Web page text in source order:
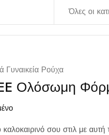
Όλες οι
Γυναικεία Ρούχα
Ολόσωμη
καλοκαιρινό σου στιλ με